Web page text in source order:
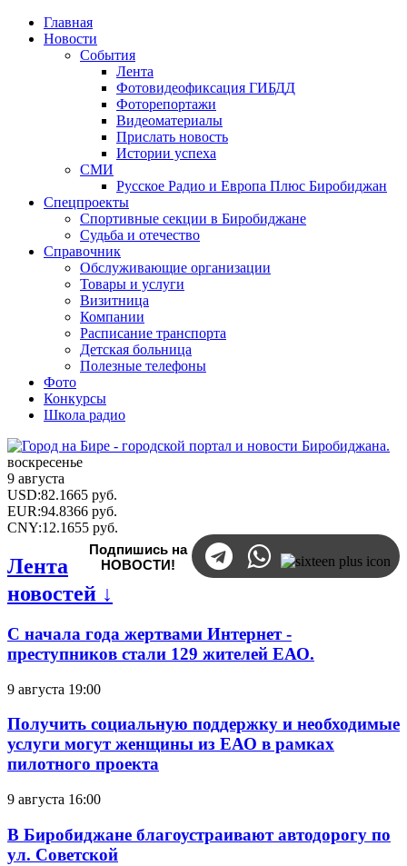
Главная
Новости
События
Лента
Фотовидеофиксация ГИБДД
Фоторепортажи
Видеоматериалы
Прислать новость
Истории успеха
СМИ
Русское Радио и Европа Плюс Биробиджан
Спецпроекты
Спортивные секции в Биробиджане
Судьба и отечество
Справочник
Обслуживающие организации
Товары и услуги
Визитница
Компании
Расписание транспорта
Детская больница
Полезные телефоны
Фото
Конкурсы
Школа радио
воскресенье
9 августа
USD:82.1665 руб.
EUR:94.8366 руб.
CNY:12.1655 руб.
Подпишись на
НОВОСТИ!
Лента
новостей ↓
С начала года жертвами Интернет -
преступников стали 129 жителей ЕАО.
9 августа 19:00
Получить социальную поддержку и необходимые
услуги могут женщины из ЕАО в рамках
пилотного проекта
9 августа 16:00
В Биробиджане благоустраивают автодорогу по
ул. Советской